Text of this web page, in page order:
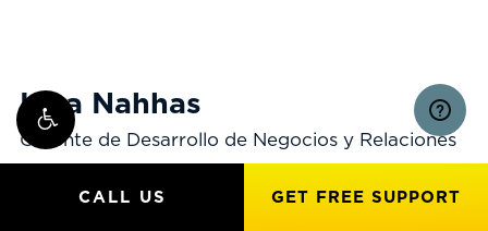
Lina Nahhas
Gerente de Desarrollo de Negocios y Relaciones
GET FREE SUPPORT
CALL US